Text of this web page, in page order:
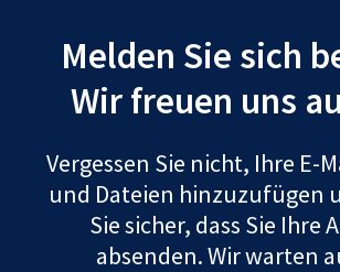
Melden Sie sich
Wir freuen uns
Vergessen Sie nicht, Ihre E-
und Dateien hinzuzufügen
Sie sicher, dass Sie Ihre
absenden. Wir warten